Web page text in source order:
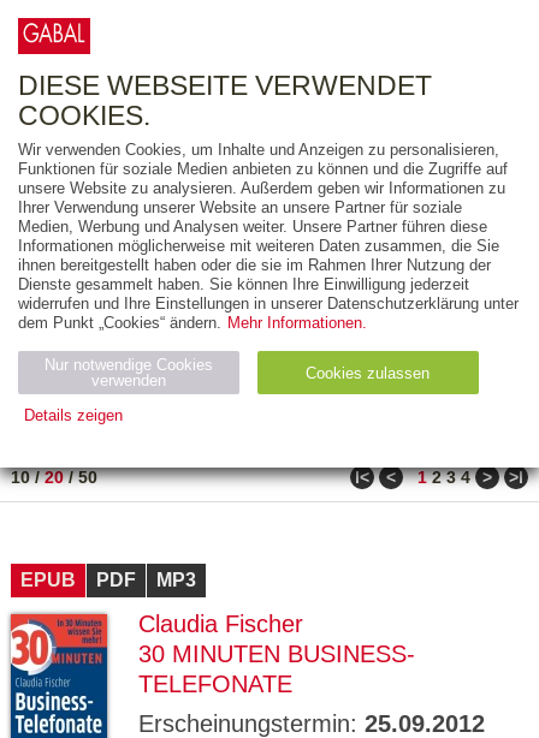
FREITEXT
AUSGABEART
AUS DER REIHE
ZUM THEMA
Neuerscheinung
Bestseller
PREIS
10/20/50 ǀ< < 1 2 3 4 > >ǀ
EPUB PDF MP3
Claudia Fischer
30 MINUTEN BUSINESS-
TELEFONATE
Erscheinungstermin: 25.09.2012
DIESE WEBSEITE VERWENDET
COOKIES.
Wir verwenden Cookies, um Inhalte und Anzeigen zu personalisieren,
Funktionen für soziale Medien anbieten zu können und die Zugriffe auf
unsere Website zu analysieren. Außerdem geben wir Informationen zu
Ihrer Verwendung unserer Website an unsere Partner für soziale
Medien, Werbung und Analysen weiter. Unsere Partner führen diese
Informationen möglicherweise mit weiteren Daten zusammen, die Sie
ihnen bereitgestellt haben oder die sie im Rahmen Ihrer Nutzung der
Dienste gesammelt haben. Sie können Ihre Einwilligung jederzeit
widerrufen und Ihre Einstellungen in unserer Datenschutzerklärung unter
dem Punkt „Cookies“ ändern. Mehr Informationen.
Nur notwendige Cookies
verwenden
Cookies zulassen
Details zeigen
Name Zweck
Ty
ESSION
_ID
verlag.
de
Session verwendet
GV_CO
OKIES
gabal-
Speichert den Zustimmungsstatus des
Domäne.